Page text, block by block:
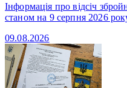
Інформація про відсіч
станом на 9 серпня 2026
09.08.2026